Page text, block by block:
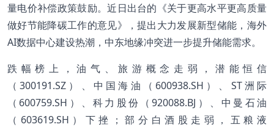
量电价补偿政策鼓励。近日出台的《关于更高水平更高质量
做好节能降碳工作的意见》，提出大力发展新型储能，海外
AI数据中心建设热潮，中东地缘冲突进一步提升储能需求。
跌幅榜上，油气、旅游概念走弱，潜能恒信
（300191.SZ）、中国海油（600938.SH）、ST洲际
（600759.SH）、科力股份（920088.BJ）、中曼石油
（603619.SH）下挫；部分白酒股走弱，五粮液